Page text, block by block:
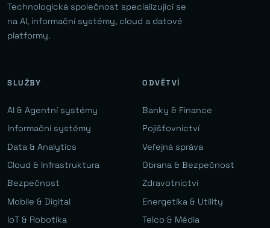
Technologická společnost specializující se
na AI, informační systémy, cloud a datové
platformy.
SLUŽBY
AI & Agentní systémy
Informační systémy
Data & Analytics
Cloud & Infrastruktura
Bezpečnost
Mobile & Digital
IoT & Robotika
ODVĚTVÍ
Banky & Finance
Pojišťovnictví
Veřejná správa
Obrana & Bezpečnost
Zdravotnictví
Energetika & Utility
Telco & Média